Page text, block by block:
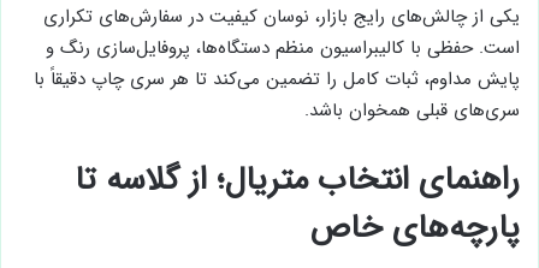
یکی از چالش‌های رایج بازار، نوسان کیفیت در سفارش‌های تکراری
است. حفظی با کالیبراسیون منظم دستگاه‌ها، پروفایل‌سازی رنگ و
پایش مداوم، ثبات کامل را تضمین می‌کند تا هر سری چاپ دقیقاً با
سری‌های قبلی همخوان باشد.
راهنمای انتخاب متریال؛ از گلاسه تا
پارچه‌های خاص